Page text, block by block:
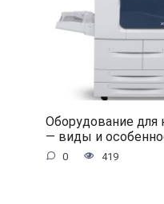
Оборудование для
— виды и
0 419